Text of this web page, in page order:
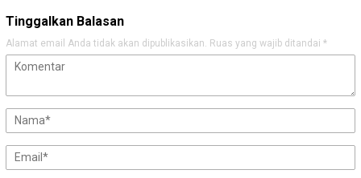
Tinggalkan Balasan
Alamat email Anda tidak akan dipublikasikan. Ruas yang wajib ditandai *